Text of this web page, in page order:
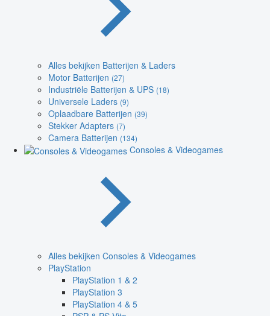
Alles bekijken Batterijen & Laders
Motor Batterijen (27)
Industriële Batterijen & UPS (18)
Universele Laders (9)
Oplaadbare Batterijen (39)
Stekker Adapters (7)
Camera Batterijen (134)
Consoles & Videogames
Alles bekijken Consoles & Videogames
PlayStation
PlayStation 1 & 2
PlayStation 3
PlayStation 4 & 5